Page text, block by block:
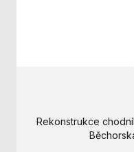
Rekonstrukce